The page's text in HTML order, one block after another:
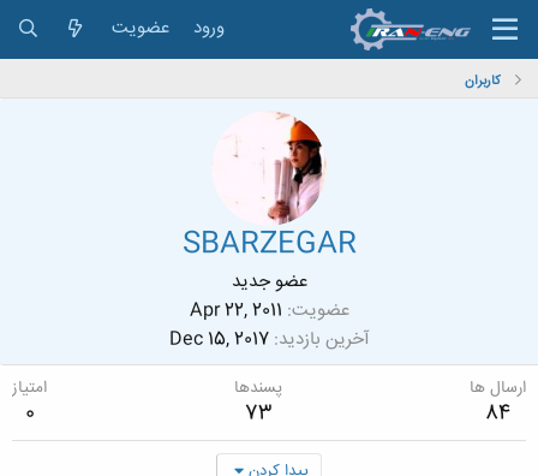
ورود عضویت
کاربران
SBARZEGAR
عضو جدید
عضویت Apr 22, 2011
آخرین بازدید Dec 15, 2017
ارسال ها
84
پسندها
73
امتیاز
0